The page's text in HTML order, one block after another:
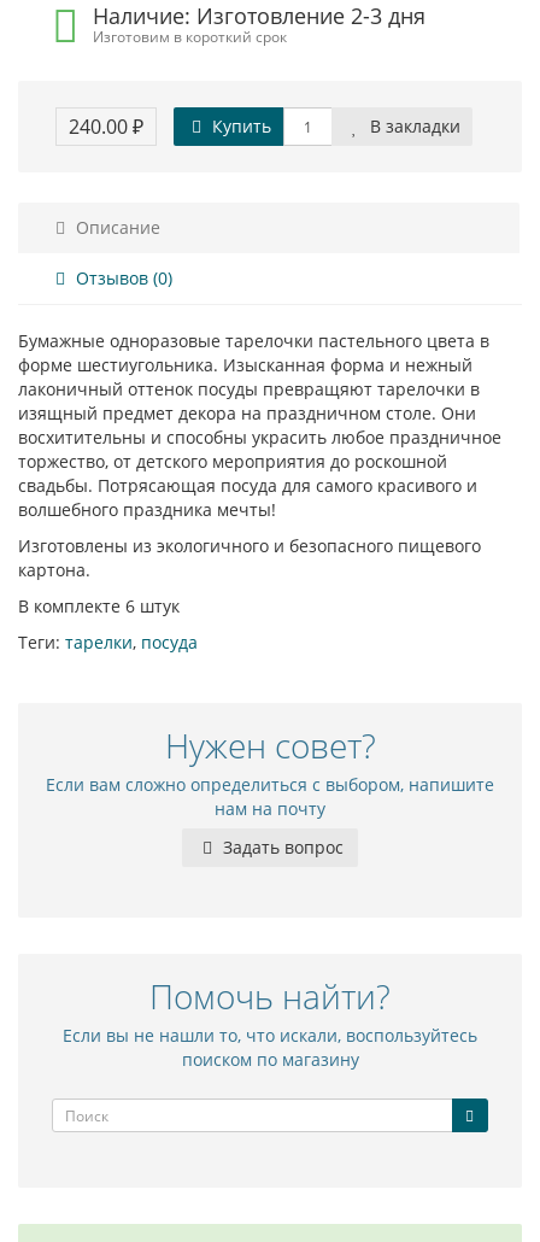
Наличие: Изготовление 2-3 дня
Изготовим в короткий срок
240.00 ₽ Купить В закладки
Описание
Отзывов (0)
Бумажные одноразовые тарелочки пастельного цвета в
форме шестиугольника. Изысканная форма и нежный
лаконичный оттенок посуды превращяют тарелочки в
изящный предмет декора на праздничном столе. Они
восхитительны и способны украсить любое праздничное
торжество, от детского мероприятия до роскошной
свадьбы. Потрясающая посуда для самого красивого и
волшебного праздника мечты!
Изготовлены из экологичного и безопасного пищевого
картона.
В комплекте 6 штук
Теги: тарелки, посуда
Нужен совет?
Если вам сложно определиться с выбором, напишите
нам на почту
Задать вопрос
Помочь найти?
Если вы не нашли то, что искали, воспользуйтесь
поиском по магазину